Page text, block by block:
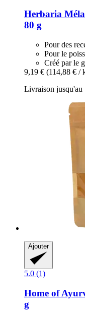
Herbaria
80 g
Pour des
Pour le
Créé par le
9,19 € (114,88 € /
Livraison jusqu'au
Ajouter
5.0 (1)
Home of
g